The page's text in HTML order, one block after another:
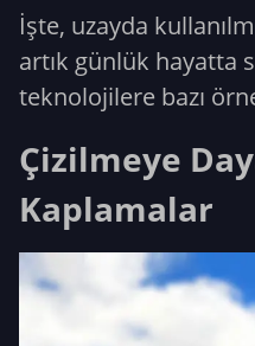
İşte, uzayda
artık günlük hayatta
teknolojilere bazı
Çizilmeye
Kaplamalar